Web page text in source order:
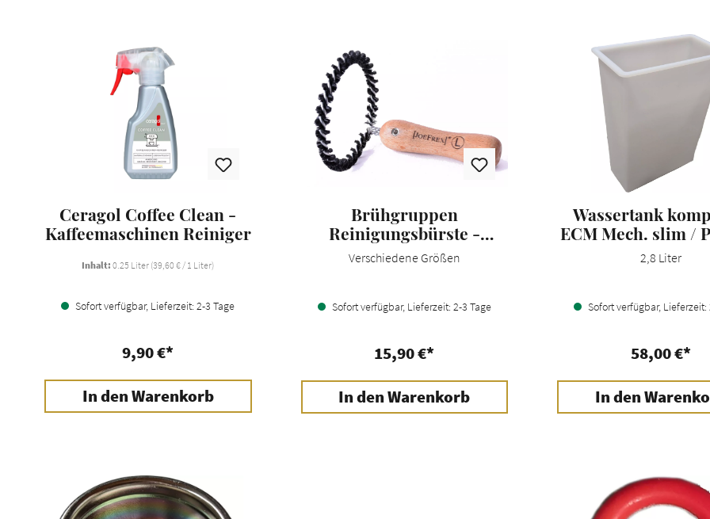
Ceragol Coffee Clean -
Kaffeemaschinen Reiniger
Inhalt:0.25 Liter (39,60 € / 1 Liter)
Sofort verfügbar, Lieferzeit: 2-3 Tage
9,90 €*
In den Warenkorb
Brühgruppen
Reinigungsbürste -
JoeFrex
Verschiedene Größen
Sofort verfügbar, Lieferzeit: 2-3 Tage
15,90 €*
In den Warenkorb
Wassertank
ECM Mech. slim /
Pro 300-600 /
Ride / Jump
2,8 Liter
Sofort verfügbar, Lieferzeit:
58,00 €*
In den